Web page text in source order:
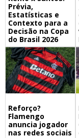
Prévia,
Estatísticas e
Contexto para a
Decisão na Copa
do Brasil 2026
Reforço?
Flamengo
anuncia jogador
nas redes sociais